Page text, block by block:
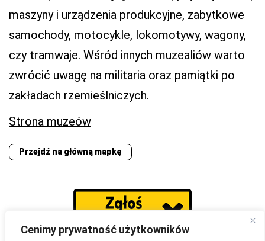
Cenimy prywatność użytkowników
maszyny i urządzenia produkcyjne, zabytkowe
samochody, motocykle, lokomotywy, wagony,
czy tramwaje. Wśród innych muzealiów warto
zwrócić uwagę na militaria oraz pamiątki po
zakładach rzemieślniczych.
Strona muzeów
Przejdź na główną mapkę